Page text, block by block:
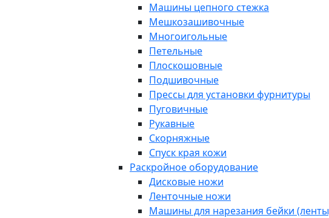
Машины цепного стежка
Мешкозашивочные
Многоигольные
Петельные
Плоскошовные
Подшивочные
Прессы для установки фурнитуры
Пуговичные
Рукавные
Скорняжные
Спуск края кожи
Раскройное оборудование
Дисковые ножи
Ленточные ножи
Машины для нарезания бейки